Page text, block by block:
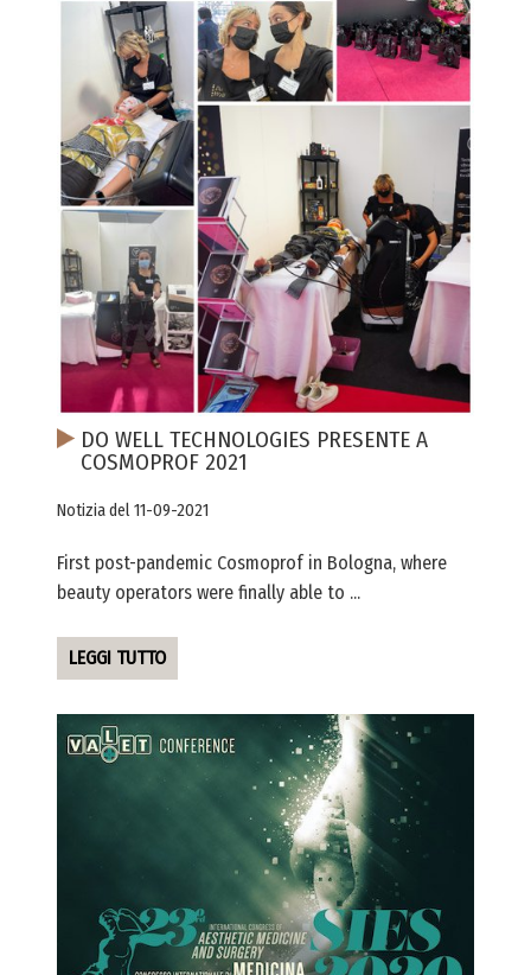
DO WELL TECHNOLOGIES PRESENTE A
COSMOPROF 2021
Notizia del 11-09-2021
First post-pandemic Cosmoprof in Bologna, where
beauty operators were finally able to ...
LEGGI TUTTO